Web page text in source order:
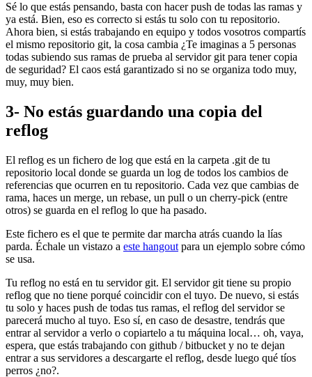
Sé lo que estás pensando, basta con hacer push de todas las ramas y
ya está. Bien, eso es correcto si estás tu solo con tu repositorio.
Ahora bien, si estás trabajando en equipo y todos vosotros compartís
el mismo repositorio git, la cosa cambia ¿Te imaginas a 5 personas
todas subiendo sus ramas de prueba al servidor git para tener copia
de seguridad? El caos está garantizado si no se organiza todo muy,
muy, muy bien.
3- No estás guardando una copia del
reflog
El reflog es un fichero de log que está en la carpeta .git de tu
repositorio local donde se guarda un log de todos los cambios de
referencias que ocurren en tu repositorio. Cada vez que cambias de
rama, haces un merge, un rebase, un pull o un cherry-pick (entre
otros) se guarda en el reflog lo que ha pasado.
Este fichero es el que te permite dar marcha atrás cuando la lías
parda. Échale un vistazo a este hangout para un ejemplo sobre cómo
se usa.
Tu reflog no está en tu servidor git. El servidor git tiene su propio
reflog que no tiene porqué coincidir con el tuyo. De nuevo, si estás
tu solo y haces push de todas tus ramas, el reflog del servidor se
parecerá mucho al tuyo. Eso sí, en caso de desastre, tendrás que
entrar al servidor a verlo o copiartelo a tu máquina local… oh, vaya,
espera, que estás trabajando con github / bitbucket y no te dejan
entrar a sus servidores a descargarte el reflog, desde luego qué tíos
perros ¿no?.